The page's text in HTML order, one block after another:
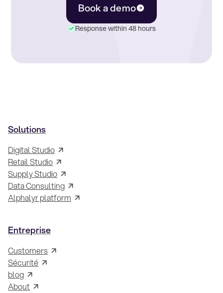
Book a demo
Response within 48 hours
Solutions
Digital Studio
Retail Studio
Supply Studio
Data Consulting
Alphalyr platform
Entreprise
Customers
Sécurité
blog
About